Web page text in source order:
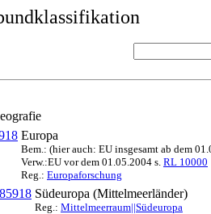
Europa
Bem.: (hier auch: EU insgesamt ab dem
Verw.:EU vor dem 01.05.2004 s. RL 10000
Reg.: Europaforschung
Südeuropa (Mittelmeerländer)
Reg.: Mittelmeerraum||Südeuropa